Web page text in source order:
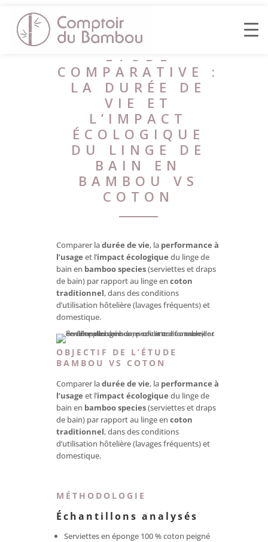
ÉTUDE
COMPARATIVE :
LA DURÉE DE
VIE ET
L’IMPACT
ÉCOLOGIQUE
DU LINGE DE
BAIN EN
BAMBOU VS
COTON
Comparer ladurée de vie, la performance à
l’usage et l’impact écologique du linge de
bain en bamboo species(serviettes et draps
de bain) par rapport au linge encoton
traditionnel, dans des conditions
d’utilisation hôtelière (lavages fréquents) et
domestique.
OBJECTIF DE L’ÉTUDE
BAMBOU VS COTON
Comparer ladurée de vie, la performance à
l’usage et l’impact écologique du linge de
bain en bamboo species(serviettes et draps
de bain) par rapport au linge encoton
traditionnel, dans des conditions
d’utilisation hôtelière (lavages fréquents) et
domestique.
MÉTHODOLOGIE
Échantillons analysés
Serviettes en éponge 100 % coton peigné